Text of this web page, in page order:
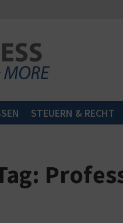
STEUERN & RECHT